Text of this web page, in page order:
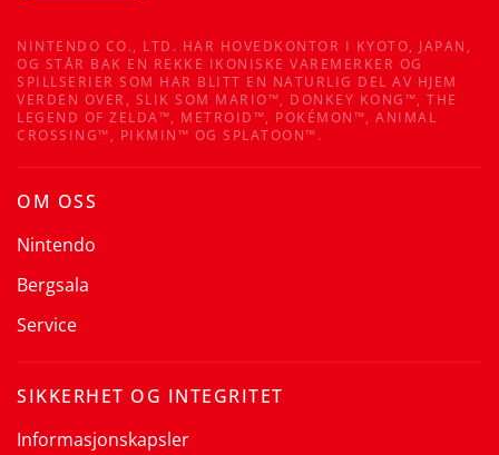
NINTENDO CO., LTD. HAR HOVEDKONTOR I KYOTO, JAPAN,
OG STÅR BAK EN REKKE IKONISKE VAREMERKER OG
SPILLSERIER SOM HAR BLITT EN NATURLIG DEL AV HJEM
VERDEN OVER, SLIK SOM MARIO™, DONKEY KONG™, THE
LEGEND OF ZELDA™, METROID™, POKÉMON™, ANIMAL
CROSSING™, PIKMIN™ OG SPLATOON™.
OM OSS
Nintendo
Bergsala
Service
SIKKERHET OG INTEGRITET
Informasjonskapsler